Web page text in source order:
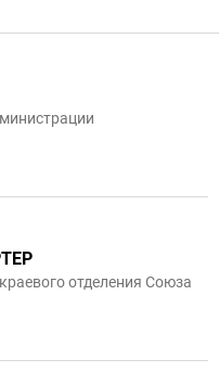
отделения Союза